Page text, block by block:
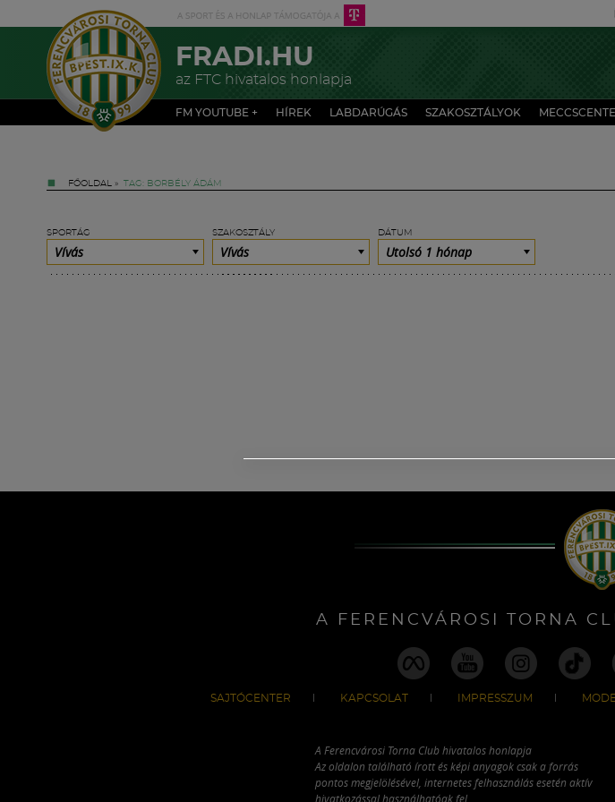
FRADI.HU
az FTC hivatalos honlapja
FM YOUTUBE + HÍREK LABDARÚGÁS SZAKOSZTÁLYOK
FŐOLDAL » TAG: BORBÉLY ÁDÁM
SPORTÁG
Vívás
SZAKOSZTÁLY
Vívás
DÁTUM
Utolsó 1 hónap
A FERENCVÁROSI TORNA
SAJTÓCENTER KAPCSOLAT IMPRESSZUM
A Ferencvárosi Torna Club hivatalos honlapja
Az oldalon található írott és képi anyagok csak a forrás
pontos megjelölésével, internetes felhasználás esetén aktív
hivatkozással használhatóak fel.